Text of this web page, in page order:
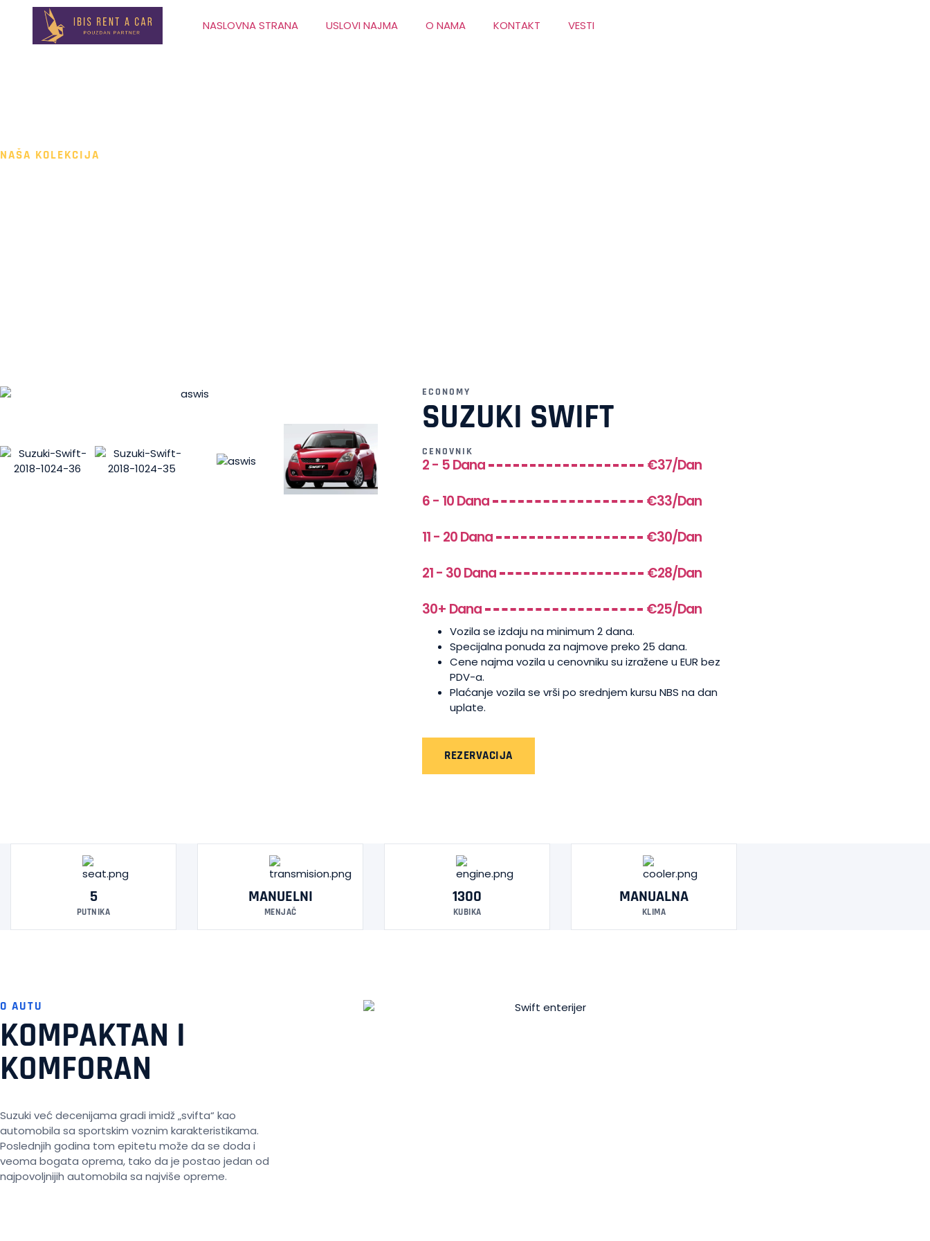
NASLOVNA STRANA USLOVI NAJMA O NAMA KONTAKT VESTI
NAŠA KOLEKCIJA
ECONOMY
SUZUKI SWIFT
CENOVNIK
2 - 5 Dana
€37/Dan
6 - 10 Dana
€33/Dan
11 - 20 Dana
€30/Dan
21 - 30 Dana
€28/Dan
30+ Dana
€25/Dan
Vozila se izdaju na minimum 2 dana.
Specijalna ponuda za najmove preko 25 dana.
Cene najma vozila u cenovniku su izražene u EUR bez
PDV-a.
Plaćanje vozila se vrši po srednjem kursu NBS na dan
uplate.
REZERVACIJA
5
PUTNIKA
MANUELNI
MENJAČ
1300
KUBIKA
MANUALNA
KLIMA
O AUTU
KOMPAKTAN I
KOMFORAN
Suzuki već decenijama gradi imidž „svifta“ kao
automobila sa sportskim voznim karakteristikama.
Poslednjih godina tom epitetu može da se doda i
veoma bogata oprema, tako da je postao jedan od
najpovoljnijih automobila sa najviše opreme.